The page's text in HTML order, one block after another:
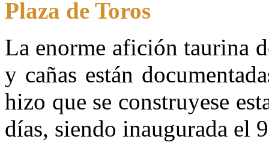
Plaza de Toros
La enorme afición taurina
y cañas están
hizo que se construyese
días, siendo inaugurada el